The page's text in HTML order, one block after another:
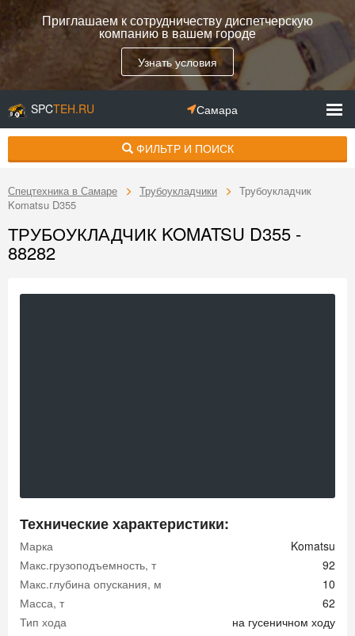
Приглашаем к сотрудничеству диспетчерскую
компанию в вашем городе
Узнать условия
SPCTEH.RU Самара
ФИЛЬТР И ПОИСК
Спецтехника в Самаре Трубоукладчики
Трубоукладчик
Komatsu D355
ТРУБОУКЛАДЧИК KOMATSU D355 -
88282
Технические характеристики:
Марка
Komatsu
Макс.грузоподъемность, т
92
Макс.глубина опускания, м
10
Масса, т
62
Тип хода
на гусеничном ходу